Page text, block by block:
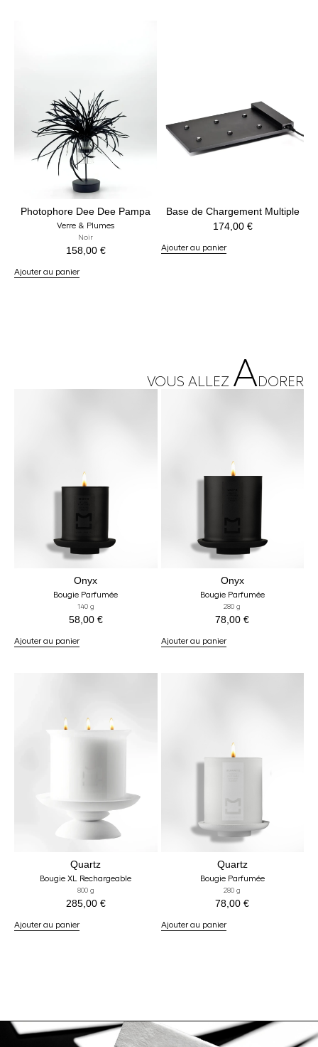
Photophore Dee Dee Pampa
Verre & Plumes
Noir
158,00 €
Ajouter au panier
Base de Chargement Multiple
174,00 €
Ajouter au panier
VOUS ALLEZ ADORER
Onyx
Bougie Parfumée
140 g
58,00 €
Ajouter au panier
Onyx
Bougie Parfumée
280 g
78,00€
Ajouter au panier
Quartz
Bougie XL Rechargeable
800 g
285,00 €
Ajouter au panier
Quartz
Bougie Parfumée
280 g
78,00€
Ajouter au panier